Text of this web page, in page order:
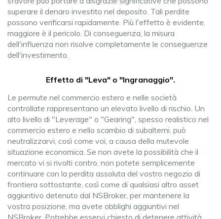
superare il denaro investito nel deposito. Tali perdite
possono verificarsi rapidamente. Più l'effetto è evidente,
maggiore è il pericolo. Di conseguenza, la misura
dell'influenza non risolve completamente le conseguenze
dell'investimento.
Effetto di "Leva" o "Ingranaggio".
Le permute nel commercio estero e nelle società
controllate rappresentano un elevato livello di rischio. Un
alto livello di "Leverage" o "Gearing", spesso realistico nel
commercio estero e nello scambio di subalterni, può
neutralizzarvi, così come voi, a causa della mutevole
situazione economica. Se non avete la possibilità che il
mercato vi si rivolti contro, non potete semplicemente
continuare con la perdita assoluta del vostro negozio di
frontiera sottostante, così come di qualsiasi altro asset
aggiuntivo detenuto dal NSBroker, per mantenere la
vostra posizione, ma avete obblighi aggiuntivi nel
NSBroker. Potrebbe esservi chiesto di detenere attività